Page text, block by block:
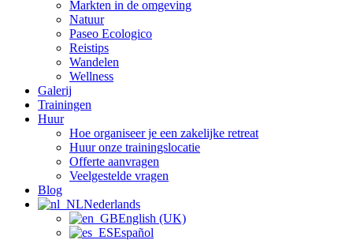
Markten in de omgeving
Natuur
Paseo Ecologico
Reistips
Wandelen
Wellness
Galerij
Trainingen
Huur
Hoe organiseer je een zakelijke retreat
Huur onze trainingslocatie
Offerte aanvragen
Veelgestelde vragen
Blog
Nederlands
English (UK)
Español